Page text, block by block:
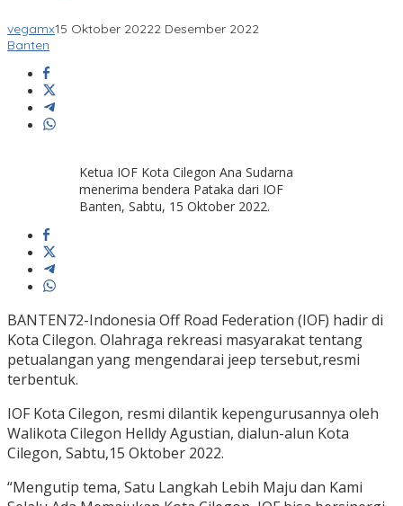
vegamx15 Oktober 20222 Desember 2022
Banten
Ketua IOF Kota Cilegon Ana Sudarna
menerima bendera Pataka dari IOF
Banten, Sabtu, 15 Oktober 2022.
BANTEN72-Indonesia Off Road Federation (IOF) hadir di
Kota Cilegon. Olahraga rekreasi masyarakat tentang
petualangan yang mengendarai jeep tersebut,resmi
terbentuk.
IOF Kota Cilegon, resmi dilantik kepengurusannya oleh
Walikota Cilegon Helldy Agustian, dialun-alun Kota
Cilegon, Sabtu,15 Oktober 2022.
“Mengutip tema, Satu Langkah Lebih Maju dan Kami